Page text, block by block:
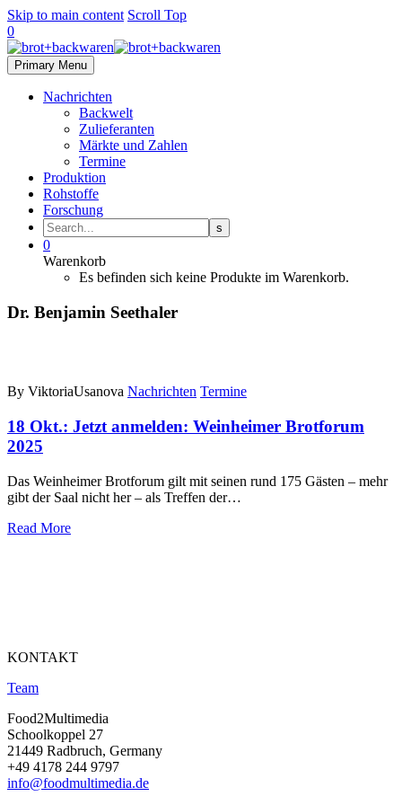
Skip to main content Scroll Top
0
Primary Menu
Nachrichten
Backwelt
Zulieferanten
Märkte und Zahlen
Termine
Produktion
Rohstoffe
Forschung
0
Warenkorb
Es befinden sich keine Produkte im Warenkorb.
Dr. Benjamin Seethaler
By ViktoriaUsanova Nachrichten Termine
18 Okt.: Jetzt anmelden: Weinheimer Brotforum
2025
Das Weinheimer Brotforum gilt mit seinen rund 175 Gästen – mehr
gibt der Saal nicht her – als Treffen der…
Read More
KONTAKT
Team
Food2Multimedia
Schoolkoppel 27
21449 Radbruch, Germany
+49 4178 244 9797
info@foodmultimedia.de